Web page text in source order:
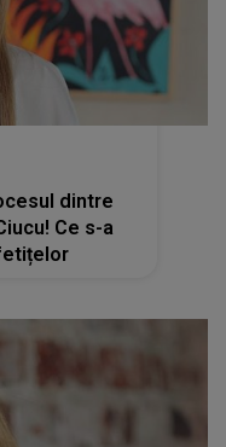
dintre
Ce s-a